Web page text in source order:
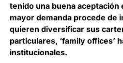
tenido una buena
mayor demanda procede de
quieren diversificar sus
particulares, ‘family offices’
institucionales.